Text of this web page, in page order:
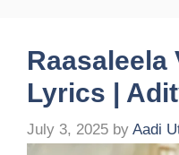
Raasaleela
Lyrics |
July 3, 2025 by Aadi